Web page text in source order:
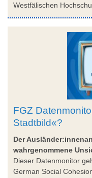
Westfälischen
FGZ
Stadtbild«?
Der
wahrgenommene
Dieser Datenmonitor
German Social